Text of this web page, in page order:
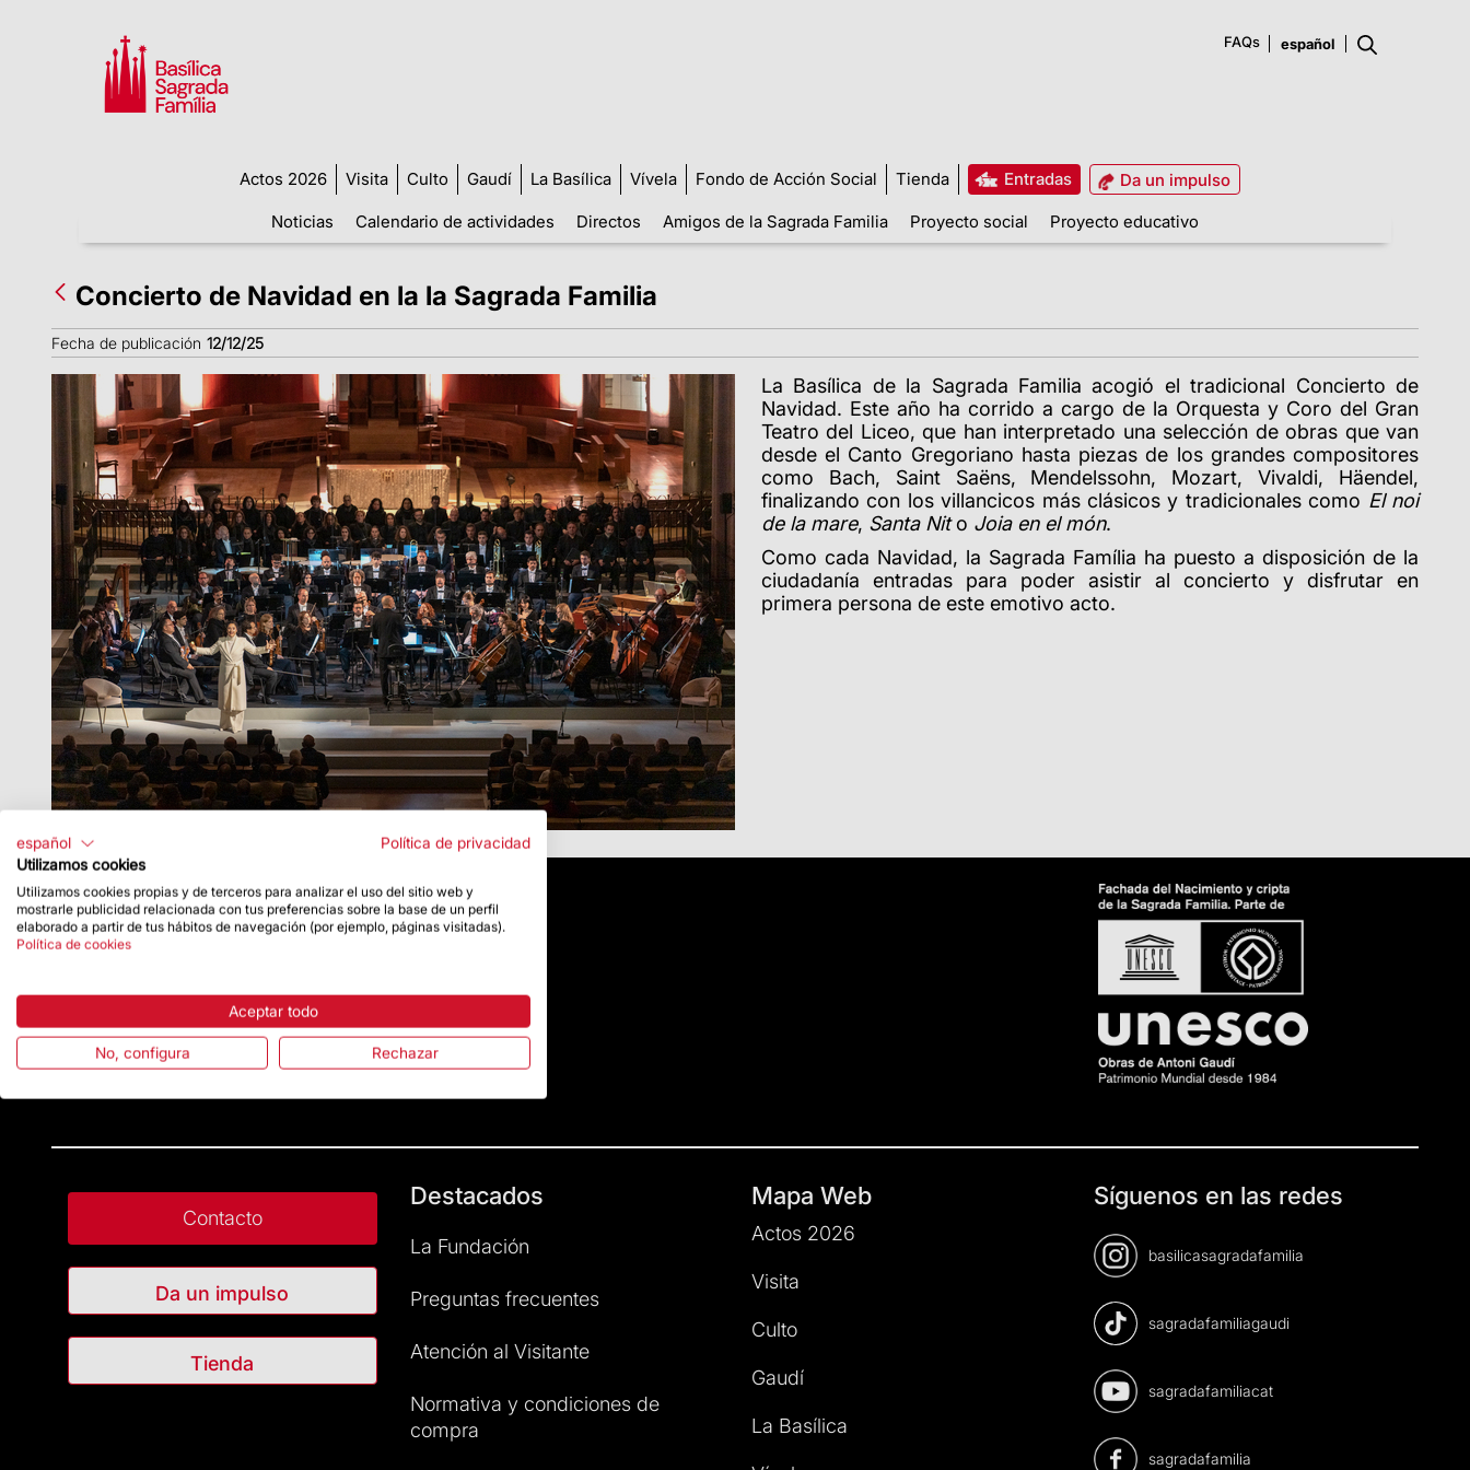
FAQs
Actos 2026 Visita Culto Gaudí La Basílica Vívela Fondo de Acción Social Tienda Entradas
Da un impulso
Noticias
Calendario de actividades Directos Amigos de la Sagrada Familia Proyecto social Proyecto educativo
Concierto de Navidad en la la Sagrada Familia
Fecha de publicación 12/12/25
La Basílica de la Sagrada Familia acogió el tradicional Concierto de
Navidad. Este año ha corrido a cargo de la Orquesta y Coro del Gran
Teatro del Liceo, que han interpretado una selección de obras que van
desde el Canto Gregoriano hasta piezas de los grandes compositores
como Bach, Saint Saëns, Mendelssohn, Mozart, Vivaldi, Häendel,
finalizando con los villancicos más clásicos y tradicionales como El noi
de la mare, Santa Nito Joia en el món.
Como cada Navidad, la Sagrada Família ha puesto a disposición de la
ciudadanía entradas para poder asistir al concierto y disfrutar en
primera persona de este emotivo acto.
Contacto
Da un impulso
Tienda
Destacados
La Fundación
Preguntas frecuentes
Atención al Visitante
Normativa y condiciones de
compra
Mapa Web
Actos 2026
Visita
Culto
Gaudí
La Basílica
Síguenos en las redes
basilicasagradafamilia
sagradafamiliagaudi
sagradafamiliacat
sagradafamilia
español
Política de privacidad
Utilizamos cookies
Utilizamos cookies propias y de terceros para analizar el uso del sitio web y
mostrarle publicidad relacionada con tus preferencias sobre la base de un perfil
elaborado a partir de tus hábitos de navegación (por ejemplo, páginas visitadas).
Política de cookies
Aceptar todo
No, configura Rechazar